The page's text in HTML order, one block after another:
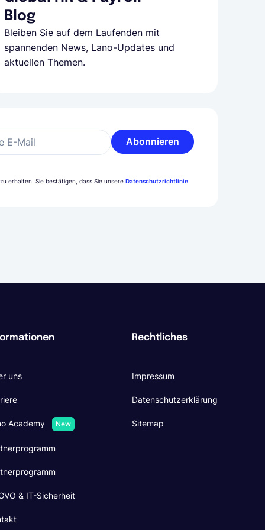
Blog
Bleiben Sie auf dem Laufenden mit
spannenden News, Lano-Updates und
aktuellen Themen.
E-Mail Abonnieren
erhalten. Sie bestätigen, dass Sie unsere Datenschutzrichtlinie
uns
Academy New
& IT-Sicherheit
Rechtliches
Impressum
Datenschutzerklärung
Sitemap